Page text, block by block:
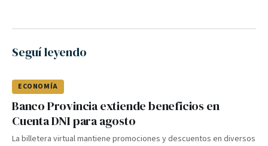
Seguí leyendo
ECONOMÍA
Banco Provincia extiende beneficios en
Cuenta DNI para agosto
La billetera virtual mantiene promociones y descuentos en diversos